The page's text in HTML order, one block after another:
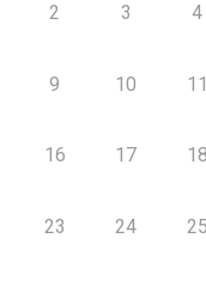
2 3 4
9 10 11
16 17 18
23 24 25